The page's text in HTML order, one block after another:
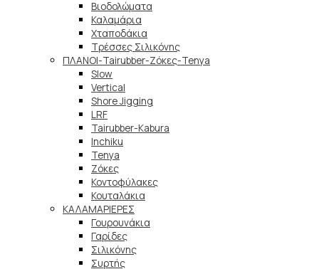
Βιοδολώματα
Καλαμάρια
Χταποδάκια
Τρέσσες Σιλικόνης
ΠΛΑΝΟΙ-Tairubber-Ζόκες-Tenya
Slow
Vertical
Shore Jigging
LRF
Tairubber-Kabura
Inchiku
Tenya
Ζόκες
Κοντοφύλακες
Κουταλάκια
ΚΑΛΑΜΑΡΙΕΡΕΣ
Γουρουνάκια
Γαρίδες
Σιλικόνης
Συρτής